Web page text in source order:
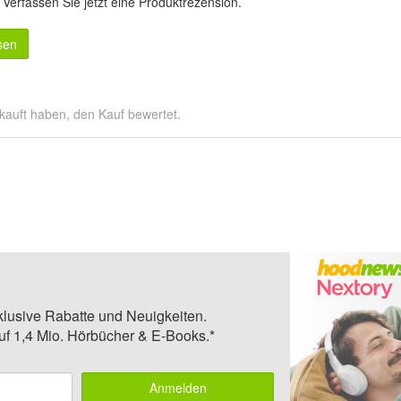
haben, den Kauf bewertet.
Rabatte und Neuigkeiten.
1,4 Mio. Hörbücher & E-Books.*
Anmelden